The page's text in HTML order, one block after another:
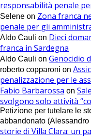
responsabilità penale
Selene on Zona franca
penale per gli
Aldo Cauli on Dieci
franca in Sardegna
Aldo Cauli on Genocidio
roberto copparoni on
penalizzazione per le
Fabio Barbarossa on
svolgono solo attività
Petizione per tutelare le
abbandonato
storie di Villa Clara: un